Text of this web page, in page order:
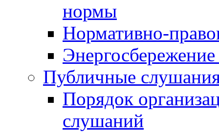
нормы
Нормативно-
Публичные
Порядок
слушаний